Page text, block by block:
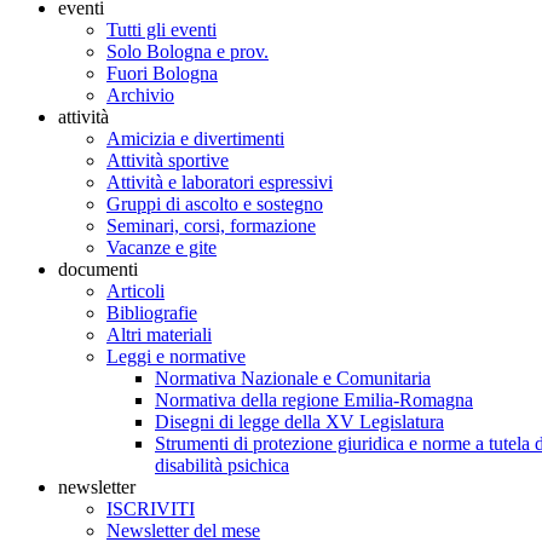
eventi
Tutti gli eventi
Solo Bologna e prov.
Fuori Bologna
Archivio
attività
Amicizia e divertimenti
Attività sportive
Attività e laboratori espressivi
Gruppi di ascolto e sostegno
Seminari, corsi, formazione
Vacanze e gite
documenti
Articoli
Bibliografie
Altri materiali
Leggi e normative
Normativa Nazionale e Comunitaria
Normativa della regione Emilia-Romagna
Disegni di legge della XV Legislatura
Strumenti di protezione giuridica e norme a tutela
disabilità psichica
newsletter
ISCRIVITI
Newsletter del mese